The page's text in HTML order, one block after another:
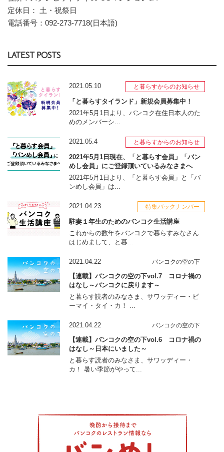
定休日： 土・祝祭日
電話番号：092-273-7718(日本語)
LATEST POSTS
2021.05.10 と暮らすからのお知らせ
「と暮らすタイランド」新規会員募集中！
2021年5月1日より、バンコク在住日本人のた
めのメンバーシ...
2021.05.4 と暮らすからのお知らせ
2021年5月1日現在、「と暮らす会員」「バン
めし会員」にご登録頂いているみなさまへ
2021年5月1日より、「と暮らす会員」と「バ
ンめし会員」は...
2021.04.23 特集バックナンバー
駐妻１年生のためのバンコク生活講座
これからの数年をバンコクで暮らすみなさん
はじめまして、と暮...
2021.04.22 バンコクの空の下
【連載】バンコクの空の下vol.7 コロナ禍の
はなし～バンコクに戻ります～
と暮らす読者のみなさま、サワッディー・ピ
ーマイ・タイ・カ！ ...
2021.04.22 バンコクの空の下
【連載】バンコクの空の下vol.6 コロナ禍の
はなし～日本にいました～
と暮らす読者のみなさま、サワッディー・
カ！ 暑い季節がやって...